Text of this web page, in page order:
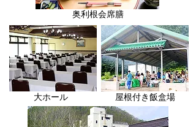
奥利根会席膳
大ホール 屋根付き飯盒場